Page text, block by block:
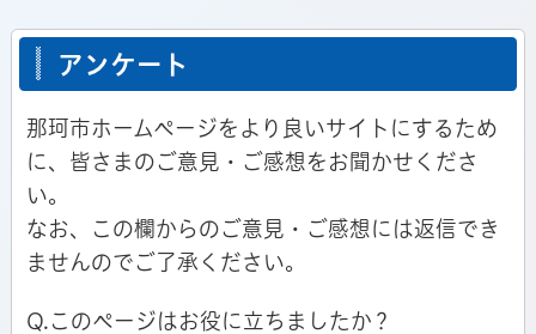
アンケート
那珂市ホームページをより良いサイトにするため
に、皆さまのご意見・ご感想をお聞かせくださ
い。
なお、この欄からのご意見・ご感想には返信でき
ませんのでご了承ください。
Q.このページはお役に立ちましたか？